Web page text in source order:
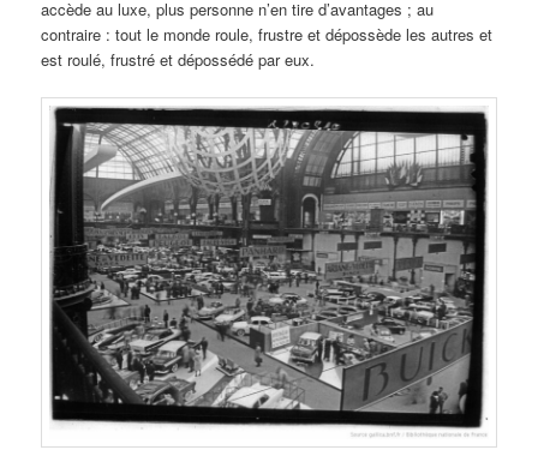
accède au luxe, plus personne n’en tire d’avantages ; au
contraire : tout le monde roule, frustre et dépossède les autres et
est roulé, frustré et dépossédé par eux.